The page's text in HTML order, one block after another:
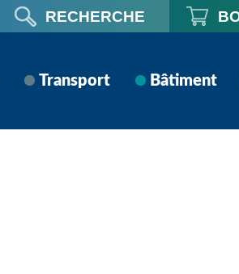
RECHERCHE
Transport Bâtiment